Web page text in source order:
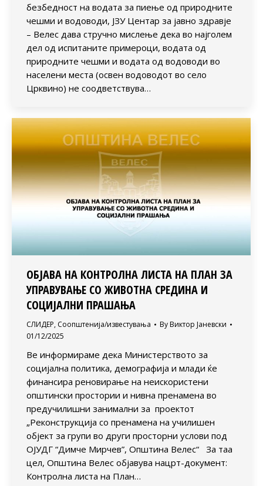
безбедност на водата за пиење од природните
чешми и водоводи, ЈЗУ Центар за јавно здравје
– Велес дава стручно мислење дека во најголем
дел од испитаните примероци, водата од
природните чешми и водата од водоводи во
населени места (освен водоводот во село
Црквино) не соодветствува…
ОБЈАВА НА КОНТРОЛНА ЛИСТА НА ПЛАН ЗА
УПРАВУВАЊЕ СО ЖИВОТНА СРЕДИНА И
СОЦИЈАЛНИ ПРАШАЊА
СЛИДЕР, Соопштенија/известувања By Виктор Јаневски
01/12/2025
Ве информираме дека Министерството за
социјална политика, демографија и млади ќе
финансира реновирање на неискористени
општински простории и нивна пренамена во
предучилишни занимални за проектот
„Реконструкција со пренамена на училишен
објект за групи во други просторни услови под
ОЈУДГ “Димче Мирчев”, Општина Велес“ За таа
цел, Општина Велес објавува нацрт-документ:
Контролна листа на План…